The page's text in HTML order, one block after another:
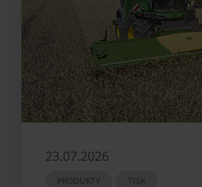
23.07.2026
PRODUKTY TISK